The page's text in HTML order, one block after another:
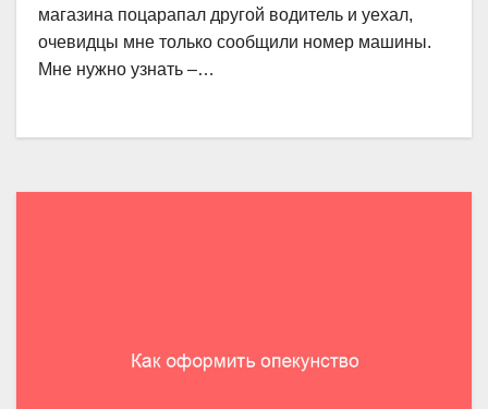
магазина поцарапал другой водитель и уехал,
очевидцы мне только сообщили номер машины.
Мне нужно узнать –…